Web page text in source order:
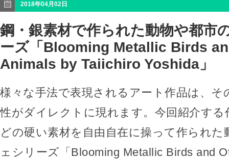
2018年04月02日
鋼・銀素材で作られた動物や都市
ーズ「Blooming Metallic Birds
Animals by Taiichiro Yoshida」
様々な手法で表現されるアート作品は、そ
性がダイレクトに現れます。今回紹介する
どの硬い素材を自由自在に操って作られた
ェシリーズ「Blooming Metallic Birds and